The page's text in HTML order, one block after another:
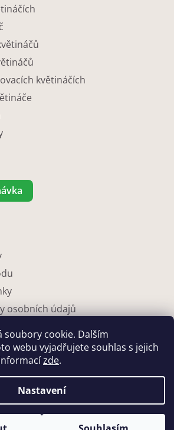
soubory cookie. Dalším
webu vyjadřujete souhlas s jejich
zde.
Nastavení
květináčích
osobních údajů